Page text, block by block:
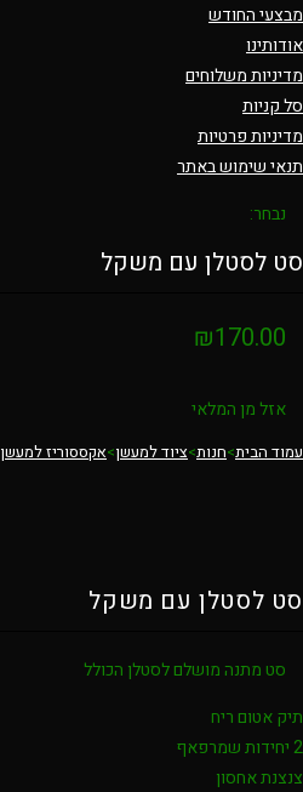
מבצעי החודש
אודותינו
מדיניות משלוחים
סל קניות
מדיניות פרטיות
תנאי שימוש באתר
נבחר:
סט לסטלן עם משקל
₪170.00
אזל מן המלאי
עמוד הבית>חנות>ציוד למעשן>אקססוריז למעשן
סט לסטלן עם משקל
סט מתנה מושלם לסטלן הכולל
תיק אטום ריח
2 יחידות שמרפאף
צנצנת אחסון